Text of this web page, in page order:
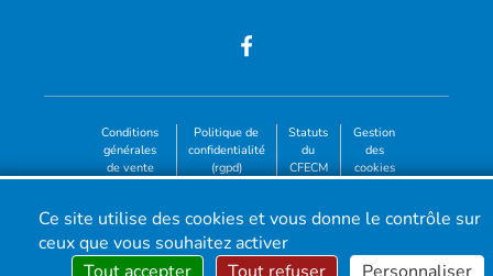
Conditions
générales
de vente
Politique de
confidentialité
(rgpd)
Statuts
du
CFECM
Gestion
des
cookies
la Chirurgie de la Main | Tous droits réservés
*Création développement :
Ce site utilise des cookies et vous donne le contrôle sur
ceux que vous souhaitez activer